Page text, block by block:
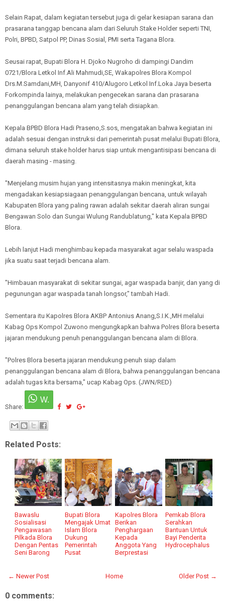
Selain Rapat, dalam kegiatan tersebut juga di gelar kesiapan sarana dan
prasarana tanggap bencana alam dari Seluruh Stake Holder seperti TNI,
Polri, BPBD, Satpol PP, Dinas Sosial, PMI serta Tagana Blora.
Seusai rapat, Bupati Blora H. Djoko Nugroho di dampingi Dandim
0721/Blora Letkol Inf.Ali Mahmudi,SE, Wakapolres Blora Kompol
Drs.M.Samdani,MH, Danyonif 410/Alugoro Letkol Inf.Loka Jaya beserta
Forkompinda lainya, melakukan pengecekan sarana dan prasarana
penanggulangan bencana alam yang telah disiapkan.
Kepala BPBD Blora Hadi Praseno,S.sos, mengatakan bahwa kegiatan ini
adalah sesuai dengan instruksi dari pemerintah pusat melalui Bupati Blora,
dimana seluruh stake holder harus siap untuk mengantisipasi bencana di
daerah masing - masing.
"Menjelang musim hujan yang intensitasnya makin meningkat, kita
mengadakan kesiapsiagaan penanggulangan bencana, untuk wilayah
Kabupaten Blora yang paling rawan adalah sekitar daerah aliran sungai
Bengawan Solo dan Sungai Wulung Randublatung," kata Kepala BPBD
Blora.
Lebih lanjut Hadi menghimbau kepada masyarakat agar selalu waspada
jika suatu saat terjadi bencana alam.
"Himbauan masyarakat di sekitar sungai, agar waspada banjir, dan yang di
pegunungan agar waspada tanah longsor," tambah Hadi.
Sementara itu Kapolres Blora AKBP Antonius Anang,S.I.K.,MH melalui
Kabag Ops Kompol Zuwono mengungkapkan bahwa Polres Blora beserta
jajaran mendukung penuh penanggulangan bencana alam di Blora.
"Polres Blora beserta jajaran mendukung penuh siap dalam
penanggulangan bencana alam di Blora, bahwa penanggulangan bencana
adalah tugas kita bersama," ucap Kabag Ops. (JWN/RED)
Share:
Related Posts:
Bawaslu
Sosialisasi
Pengawasan
Pilkada Blora
Dengan Pentas
Seni Barong
Bupati Blora
Mengajak Umat
Islam Blora
Dukung
Pemerintah
Pusat
Kapolres Blora
Berikan
Penghargaan
Kepada
Anggota Yang
Berprestasi
Pemkab Blora
Serahkan
Bantuan Untuk
Bayi Penderita
Hydrocephalus
← Newer Post Older Post →
Home
0 comments: